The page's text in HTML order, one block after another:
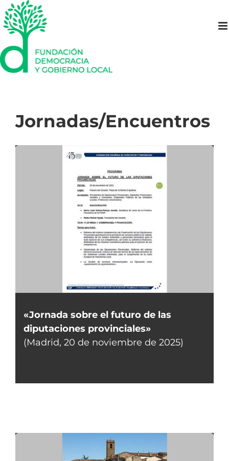
Saltar
al
contenido
Jornadas/Encuentros
«Jornada sobre el futuro de las
diputaciones provinciales»
(Madrid, 20 de noviembre de 2025)